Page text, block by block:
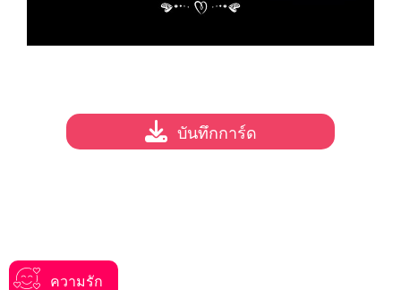
ความรัก
บันทึกการ์ด